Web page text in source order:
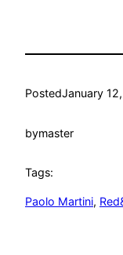
PostedJanuary
bymaster
Tags:
Paolo Martini,